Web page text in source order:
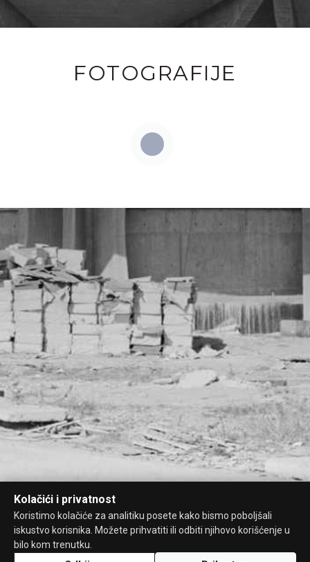
FOTOGRAFIJE
Kolačići i privatnost
Koristimo kolačiće za analitiku posete kako bismo poboljšali
iskustvo korisnika. Možete prihvatiti ili odbiti njihovo korišćenje u
bilo kom trenutku.